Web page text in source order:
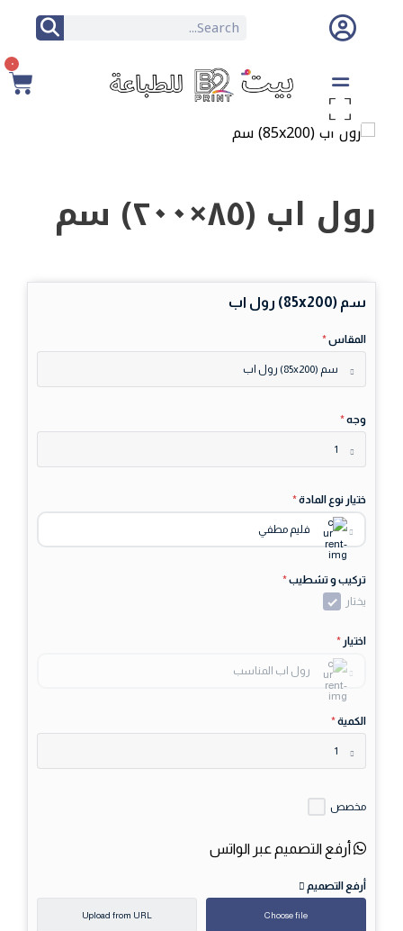
٠
رول اب (٨٥×٢٠٠) سم
سم (85x200) رول اب
المقاس*
سم (85x200) رول اب
وجه*
1
ختيار نوع المادة*
فليم مطفي
تركيب و تشطيب*
يختار
اختيار *
رول اب المناسب
الكمية*
1
مخصص
أرفع التصميم عبر الواتس
أرفع التصميم
Choose file
Upload from URL